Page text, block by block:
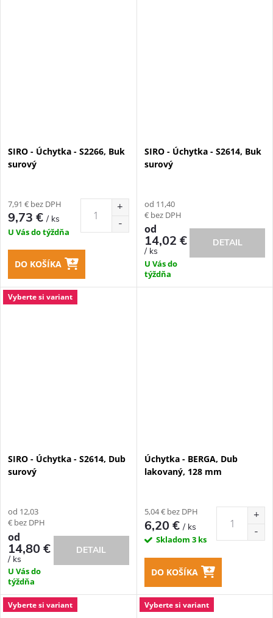
SIRO - Úchytka - S2266, Buk
surový
7,91 € bez DPH
9,73 €/ ks
U Vás do týždňa
DO KOŠÍKA
SIRO - Úchytka - S2614, Buk
surový
od 11,40
€ bez DPH
od
14,02 €
/ ks
U Vás do
týždňa
DETAIL
Vyberte si variant
SIRO - Úchytka - S2614, Dub
surový
od 12,03
€ bez DPH
od
14,80 €
/ ks
U Vás do
týždňa
DETAIL
Úchytka - BERGA, Dub
lakovaný, 128 mm
5,04 € bez DPH
6,20 €/ ks
Skladom 3 ks
DO KOŠÍKA
Vyberte si variant Vyberte si variant